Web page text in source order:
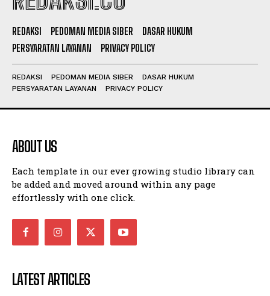
REDAKSI PEDOMAN MEDIA SIBER
DASAR HUKUM
PERSYARATAN LAYANAN
PRIVACY POLICY
REDAKSI PEDOMAN MEDIA SIBER
DASAR HUKUM
PERSYARATAN LAYANAN
PRIVACY POLICY
ABOUT US
Each template in our ever growing studio library can
be added and moved around within any page
effortlessly with one click.
LATEST ARTICLES